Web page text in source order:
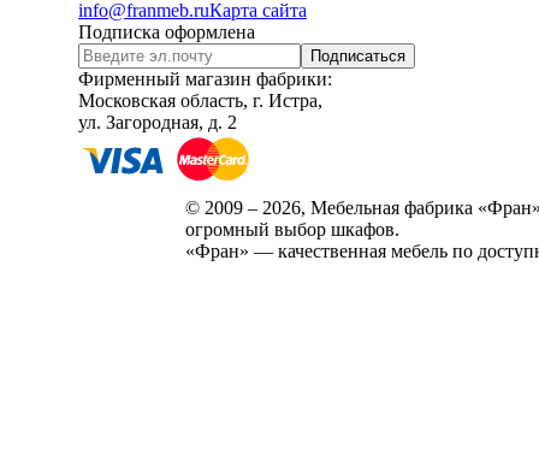
info@franmeb.ruКарта сайта
Подписка оформлена
Подписаться
Фирменный магазин фабрики:
Московская область, г. Истра,
ул. Загородная, д. 2
© 2009 – 2026, Мебельная фабрика
огромный выбор шкафов.
«Фран» — качественная мебель по